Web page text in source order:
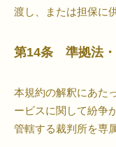
渡し、または担保に
第14条 準拠法
本規約の解釈にあた
ービスに関して紛争
管轄する裁判所を専